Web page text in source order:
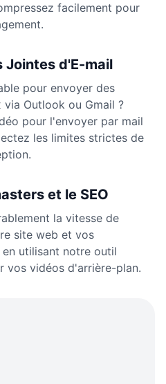
facilement pour
Jointes d'E-mail
pour envoyer des
Outlook ou Gmail ?
pour l'envoyer par mail
les limites strictes de
et le SEO
la vitesse de
site web et vos
en utilisant notre outil
vos vidéos d'arrière-plan.